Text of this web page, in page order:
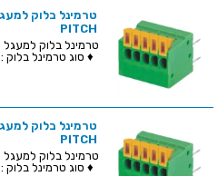
PITCH
♦ סוג טרמינל בלוק : VERTICAL SCREWLESS &...
PITCH
♦ סוג טרמינל בלוק : VERTICAL SCREWLESS &...